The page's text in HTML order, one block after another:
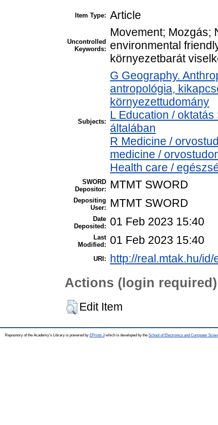
Item Type: Article
Uncontrolled
Keywords:
Movement; Mozgás;
environmental
környezetbarát
Subjects:
G Geography.
antropológia,
környezettudomány
L Education /
általában
R Medicine /
medicine /
Health care /
SWORD
Depositor:
MTMT SWORD
Depositing
User:
MTMT SWORD
Date
Deposited:
01 Feb 2023 15:40
Last
Modified:
01 Feb 2023 15:40
URI: http://real.mtak.hu/
Actions (login required)
Edit Item
Repository of the Academy's Library is powered by EPrints 3which is developed by the School of Electronics and Computer